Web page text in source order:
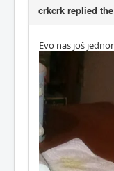
crkcrk replied
Evo nas još